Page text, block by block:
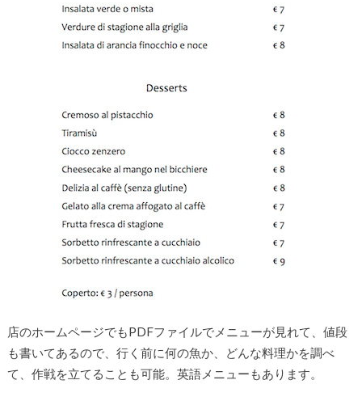
店のホームページでもPDFファイルでメニューが見れて、値段
も書いてあるので、行く前に何の魚か、どんな料理かを調べ
て、作戦を立てることも可能。英語メニューもあります。